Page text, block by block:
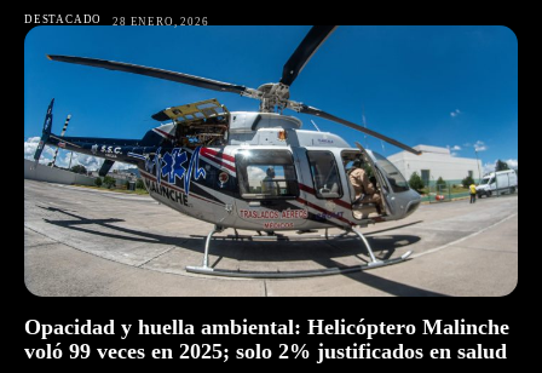
DESTACADO 28 ENERO, 2026
Opacidad y huella ambiental: Helicóptero Malinche
voló 99 veces en 2025; solo 2% justificados en salud